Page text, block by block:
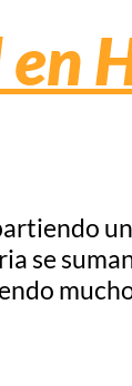
se